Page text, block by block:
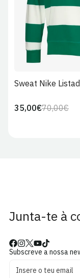
Sweat Nike
70,00€
35,00€
Junta-te à
Subscreve a nossa